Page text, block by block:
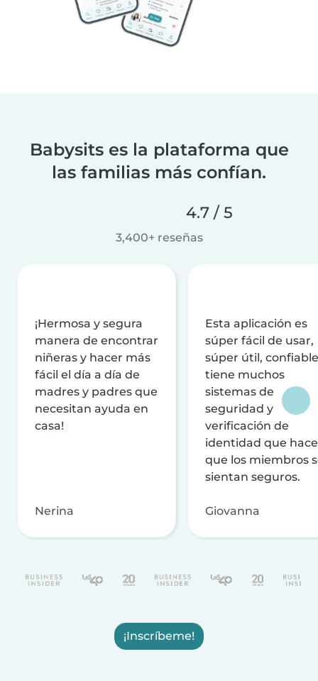
Babysits es la plataforma que
las familias más confían.
4.7 / 5
3,400+ reseñas
¡Hermosa y segura
manera de encontrar
niñeras y hacer más
fácil el día a día de
madres y padres que
necesitan ayuda en
casa!
Nerina
Esta aplicación es
súper fácil de usar,
súper útil,
tiene muchos
sistemas de
seguridad y
verificación de
identidad que
que los miembros
sientan seguros.
Giovanna
¡Inscríbeme!